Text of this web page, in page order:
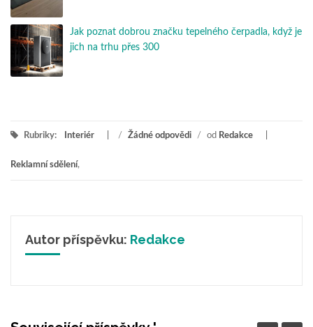
Jak poznat dobrou značku tepelného čerpadla, když je
jich na trhu přes 300
Rubriky: Interiér / Žádné odpovědi / od Redakce
Reklamní sdělení,
Autor příspěvku: Redakce